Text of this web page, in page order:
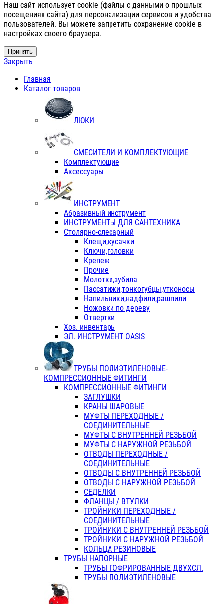
Наш сайт использует cookie (файлы с данными о прошлых
посещениях сайта) для персонализации сервисов и удобства
пользователей. Вы можете запретить сохранение cookie в
настройках своего браузера.
Принять
Закрыть
Главная
Каталог товаров
ЛЮКИ
СМЕСИТЕЛИ И КОМПЛЕКТУЮЩИЕ
Комплектующие
Аксессуары
ИНСТРУМЕНТ
Абразивный инструмент
ИНСТРУМЕНТЫ ДЛЯ САНТЕХНИКА
Столярно-слесарный
Клещи,кусачки
Ключи,головки
Крепеж
Прочие
Молотки,зубила
Пассатижи,тонкогубцы,утконосы
Напильники,надфили,рашпили
Ножовки по дереву
Отвертки
Хоз. инвентарь
ЭЛ. ИНСТРУМЕНТ OASIS
ТРУБЫ ПОЛИЭТИЛЕНОВЫЕ-
КОМПРЕССИОННЫЕ ФИТИНГИ
КОМПРЕССИОННЫЕ ФИТИНГИ
ЗАГЛУШКИ
КРАНЫ ШАРОВЫЕ
МУФТЫ ПЕРЕХОДНЫЕ /
СОЕДИНИТЕЛЬНЫЕ
МУФТЫ С ВНУТРЕННЕЙ РЕЗЬБОЙ
МУФТЫ С НАРУЖНОЙ РЕЗЬБОЙ
ОТВОДЫ ПЕРЕХОДНЫЕ /
СОЕДИНИТЕЛЬНЫЕ
ОТВОДЫ С ВНУТРЕННЕЙ РЕЗЬБОЙ
ОТВОДЫ С НАРУЖНОЙ РЕЗЬБОЙ
СЕДЕЛКИ
ФЛАНЦЫ / ВТУЛКИ
ТРОЙНИКИ ПЕРЕХОДНЫЕ /
СОЕДИНИТЕЛЬНЫЕ
ТРОЙНИКИ С ВНУТРЕННЕЙ РЕЗЬБОЙ
ТРОЙНИКИ С НАРУЖНОЙ РЕЗЬБОЙ
КОЛЬЦА РЕЗИНОВЫЕ
ТРУБЫ НАПОРНЫЕ
ТРУБЫ ГОФРИРОВАННЫЕ ДВУХСЛ.
ТРУБЫ ПОЛИЭТИЛЕНОВЫЕ